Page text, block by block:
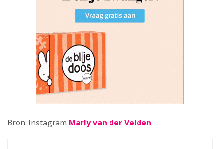
Bron: Instagram Marly van der Velden